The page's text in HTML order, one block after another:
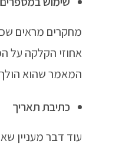
מחקרים מראים
אחוזי הקלקה על
המאמר שהוא
כתיבת תאריך
עוד דבר מעניין